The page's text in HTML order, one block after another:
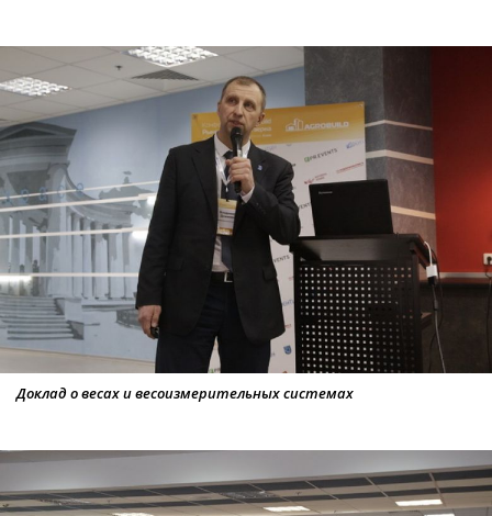
Доклад о весах и весоизмерительных системах